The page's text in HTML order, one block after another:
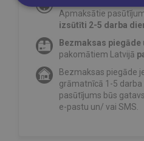
Apmaksātie
izsūtīti 2-5 darba
Bezmaksas piegāde
pakomātiem Latvijā
Bezmaksas piegāde
grāmatnīcā 1-5 darba
pasūtījums būs
e-pastu un/ vai SMS.